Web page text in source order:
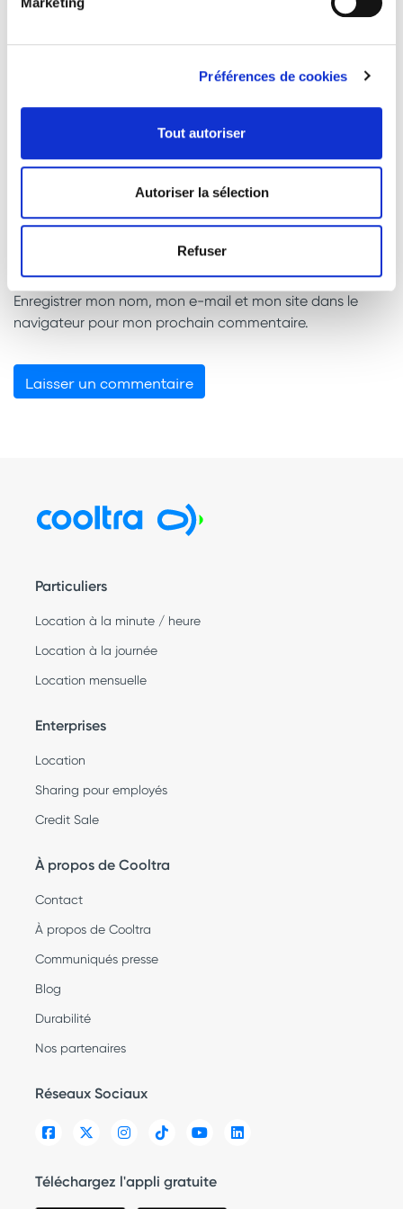
Préférences de cookies
Tout autoriser
Autoriser la sélection
Refuser
Enregistrer mon nom, mon e-mail et mon site dans le
navigateur pour mon prochain commentaire.
Particuliers
Location à la minute / heure
Location à la journée
Location mensuelle
Enterprises
Location
Sharing pour employés
Credit Sale
À propos de Cooltra
Contact
À propos de Cooltra
Communiqués presse
Blog
Durabilité
Nos partenaires
Réseaux Sociaux
Téléchargez l'appli gratuite